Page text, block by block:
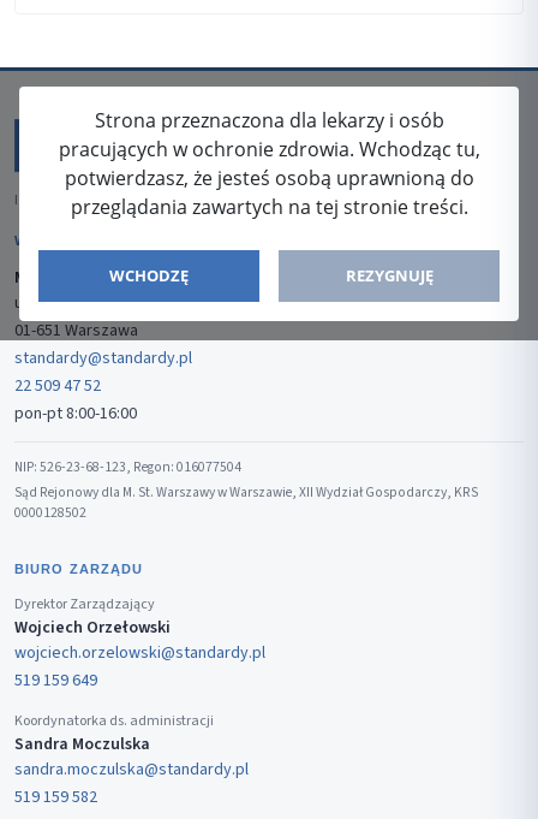
Strona przeznaczona dla lekarzy i osób
pracujących w ochronie zdrowia. Wchodząc tu,
potwierdzasz, że jesteś osobą uprawnioną do
przeglądania zawartych na tej stronie treści.
WCHODZĘ REZYGNUJĘ
ISSN: 2080-5438
WYDAWCA
Media-Press Sp. z o.o.
ul. Gwiaździsta 7B/8
01-651 Warszawa
standardy@standardy.pl
22 509 47 52
pon-pt 8:00-16:00
NIP: 526-23-68-123, Regon: 016077504
Sąd Rejonowy dla M. St. Warszawy w Warszawie, XII Wydział Gospodarczy, KRS
0000128502
BIURO ZARZĄDU
Dyrektor Zarządzający
Wojciech Orzełowski
wojciech.orzelowski@standardy.pl
519 159 649
Koordynatorka ds. administracji
Sandra Moczulska
sandra.moczulska@standardy.pl
519 159 582